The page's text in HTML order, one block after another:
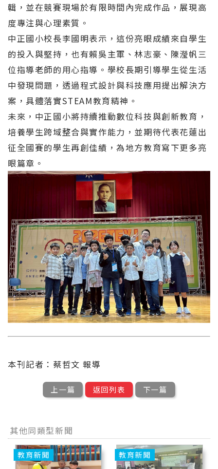
輯，並在競賽現場於有限時間內完成作品，展現高
度專注與心理素質。
中正國小校長李國明表示，這份亮眼成績來自學生
的投入與堅持，也有賴吳主軍、林志豪、陳瀅帆三
位指導老師的用心指導。學校長期引導學生從生活
中發現問題，透過程式設計與科技應用提出解決方
案，具體落實STEAM教育精神。
未來，中正國小將持續推動數位科技與創新教育，
培養學生跨域整合與實作能力，並期待代表花蓮出
征全國賽的學生再創佳績，為地方教育寫下更多亮
眼篇章。
本刊記者：蔡哲文 報導
上一篇 返回列表 下一篇
其他同類型新聞
教育新聞 教育新聞